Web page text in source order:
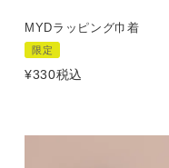
MYDラッピング巾着
限定
¥330税込